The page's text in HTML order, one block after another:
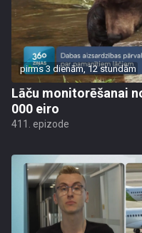
pirms 3 dienām, 12 stundām
Lāču monitorēšanai
000 eiro
411. epizode